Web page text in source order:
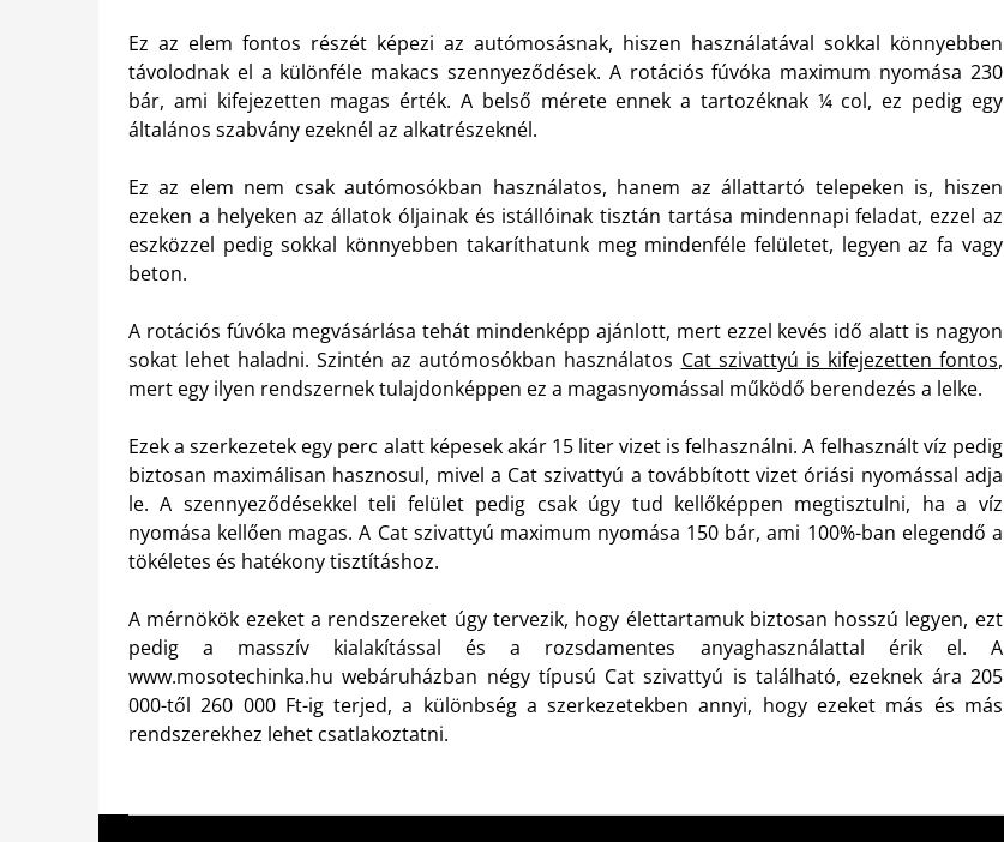
Ez az elem fontos részét képezi az autómosásnak, hiszen használatával sokkal könnyebben
távolodnak el a különféle makacs szennyeződések. A rotációs fúvóka maximum nyomása 230
bár, ami kifejezetten magas érték. A belső mérete ennek a tartozéknak ¼ col, ez pedig egy
általános szabvány ezeknél az alkatrészeknél.
Ez az elem nem csak autómosókban használatos, hanem az állattartó telepeken is, hiszen
ezeken a helyeken az állatok óljainak és istállóinak tisztán tartása mindennapi feladat, ezzel az
eszközzel pedig sokkal könnyebben takaríthatunk meg mindenféle felületet, legyen az fa vagy
beton.
A rotációs fúvóka megvásárlása tehát mindenképp ajánlott, mert ezzel kevés idő alatt is nagyon
sokat lehet haladni. Szintén az autómosókban használatos Cat szivattyú is kifejezetten fontos,
mert egy ilyen rendszernek tulajdonképpen ez a magasnyomással működő berendezés a lelke.
Ezek a szerkezetek egy perc alatt képesek akár 15 liter vizet is felhasználni. A felhasznált víz pedig
biztosan maximálisan hasznosul, mivel a Cat szivattyú a továbbított vizet óriási nyomással adja
le. A szennyeződésekkel teli felület pedig csak úgy tud kellőképpen megtisztulni, ha a víz
nyomása kellően magas. A Cat szivattyú maximum nyomása 150 bár, ami 100%-ban elegendő a
tökéletes és hatékony tisztításhoz.
A mérnökök ezeket a rendszereket úgy tervezik, hogy élettartamuk biztosan hosszú legyen, ezt
pedig a masszív kialakítással és a rozsdamentes anyaghasználattal érik el. A
www.mosotechinka.hu webáruházban négy típusú Cat szivattyú is található, ezeknek ára 205
000-től 260 000 Ft-ig terjed, a különbség a szerkezetekben annyi, hogy ezeket más és más
rendszerekhez lehet csatlakoztatni.